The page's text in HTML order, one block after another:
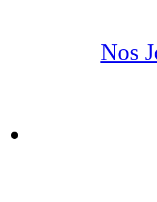
Nos